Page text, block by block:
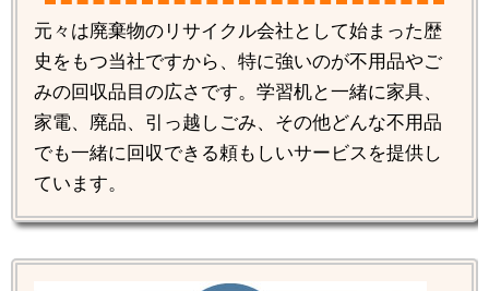
元々は廃棄物のリサイクル会社として始まった歴
史をもつ当社ですから、特に強いのが不用品やご
みの回収品目の広さです。学習机と一緒に家具、
家電、廃品、引っ越しごみ、その他どんな不用品
でも一緒に回収できる頼もしいサービスを提供し
ています。